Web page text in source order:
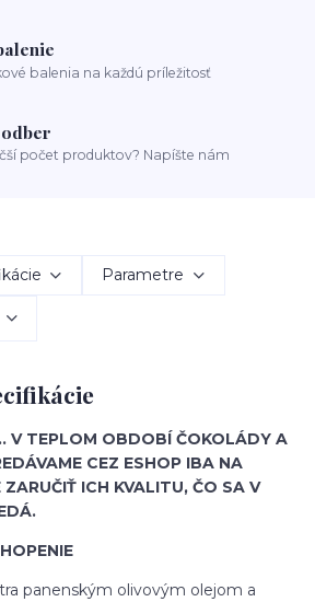
balenia na každú príležitosť
počet produktov? Napíšte nám
Parametre
V TEPLOM OBDOBÍ ČOKOLÁDY A
CEZ ESHOP IBA NA
ZARUČIŤ ICH KVALITU, ČO SA V
panenským olivovým olejom a